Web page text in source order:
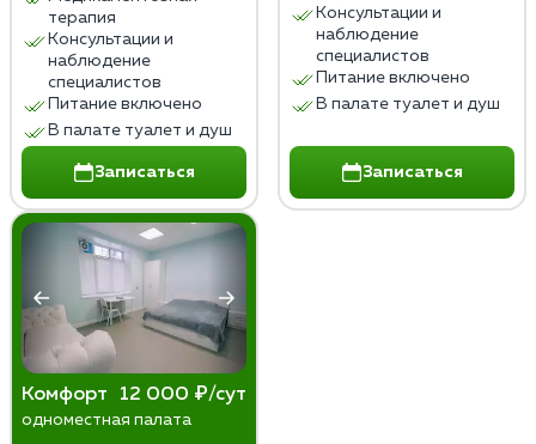
терапия
Консультации и
наблюдение
специалистов
Питание включено
В палате туалет и душ
Записаться
Консультации и
наблюдение
специалистов
Питание включено
В палате туалет и душ
Записаться
Комфорт 12 000 ₽/сут
одноместная палата